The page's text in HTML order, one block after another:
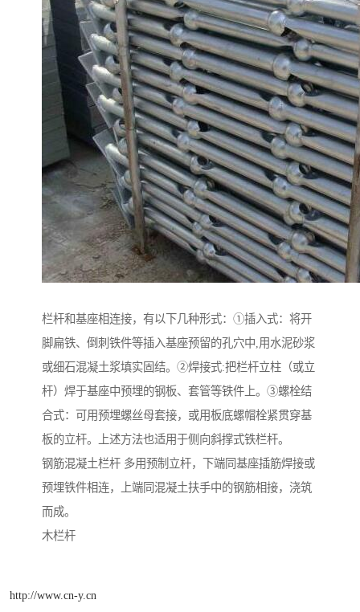
栏杆和基座相连接，有以下几种形式：①插入式：将开
脚扁铁、倒刺铁件等插入基座预留的孔穴中,用水泥砂浆
或细石混凝土浆填实固结。②焊接式:把栏杆立柱（或立
杆）焊于基座中预埋的钢板、套管等铁件上。③螺栓结
合式：可用预埋螺丝母套接，或用板底螺帽栓紧贯穿基
板的立杆。上述方法也适用于侧向斜撑式铁栏杆。
钢筋混凝土栏杆 多用预制立杆，下端同基座插筋焊接或
预埋铁件相连，上端同混凝土扶手中的钢筋相接，浇筑
而成。
木栏杆
http://www.cn-y.cn